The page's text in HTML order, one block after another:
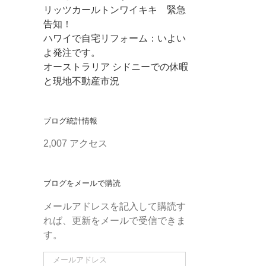
リッツカールトンワイキキ 緊急
告知！
ハワイで自宅リフォーム：いよい
よ発注です。
オーストラリア シドニーでの休暇
と現地不動産市況
ブログ統計情報
2,007 アクセス
ブログをメールで購読
メールアドレスを記入して購読す
れば、更新をメールで受信できま
す。